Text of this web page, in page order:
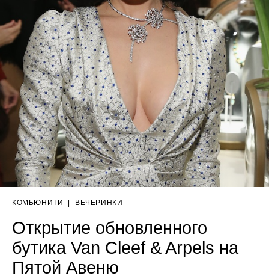
КОМЬЮНИТИ ВЕЧЕРИНКИ
Открытие обновленного
бутика Van Cleef & Arpels на
Пятой Авеню